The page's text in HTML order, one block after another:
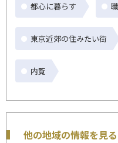
都心に暮らす
東京近郊の住みたい街
内覧
他の地域の情報を見る